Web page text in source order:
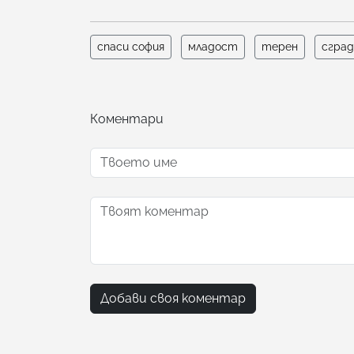
спаси софия младост терен
Коментари
Добави своя коментар